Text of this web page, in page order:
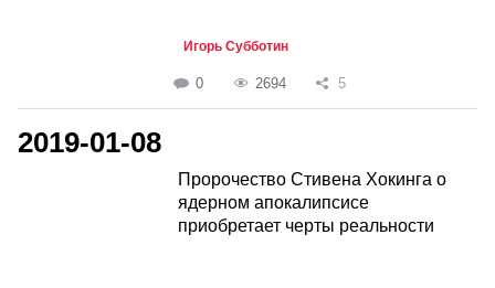
Игорь Субботин
0 2694 5
2019-01-08
Пророчество Стивена Хокинга о
ядерном апокалипсисе
приобретает черты реальности